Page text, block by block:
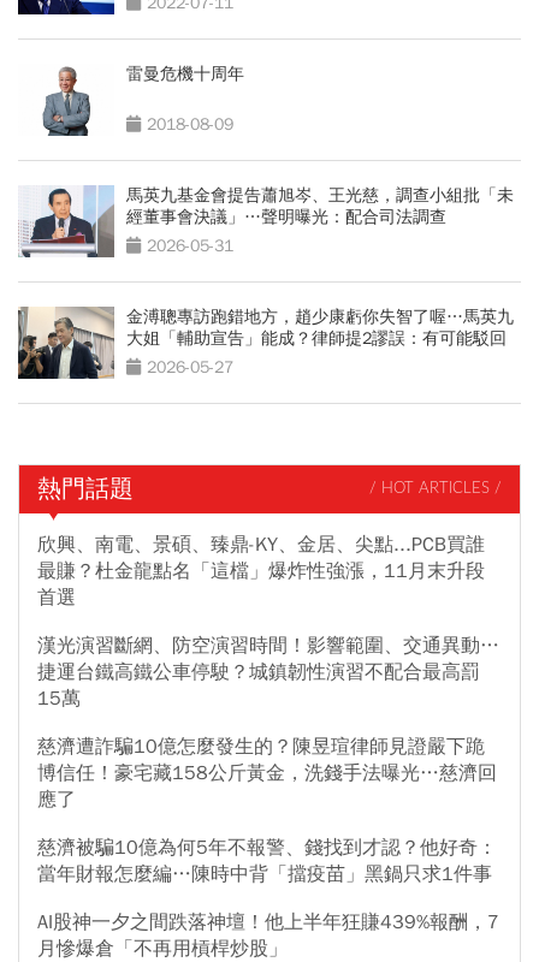
雷曼危機十周年
2018-08-09
馬英九基金會提告蕭旭岑、王光慈，調查小組批「未
經董事會決議」…聲明曝光：配合司法調查
2026-05-31
金溥聰專訪跑錯地方，趙少康虧你失智了喔…馬英九
大姐「輔助宣告」能成？律師提2謬誤：有可能駁回
2026-05-27
熱門話題 / HOT ARTICLES /
欣興、南電、景碩、臻鼎-KY、金居、尖點...PCB買誰
最賺？杜金龍點名「這檔」爆炸性強漲，11月末升段
首選
漢光演習斷網、防空演習時間！影響範圍、交通異動…
捷運台鐵高鐵公車停駛？城鎮韌性演習不配合最高罰
15萬
慈濟遭詐騙10億怎麼發生的？陳昱瑄律師見證嚴下跪
博信任！豪宅藏158公斤黃金，洗錢手法曝光…慈濟回
應了
慈濟被騙10億為何5年不報警、錢找到才認？他好奇：
當年財報怎麼編…陳時中背「擋疫苗」黑鍋只求1件事
AI股神一夕之間跌落神壇！他上半年狂賺439%報酬，7
月慘爆倉「不再用槓桿炒股」